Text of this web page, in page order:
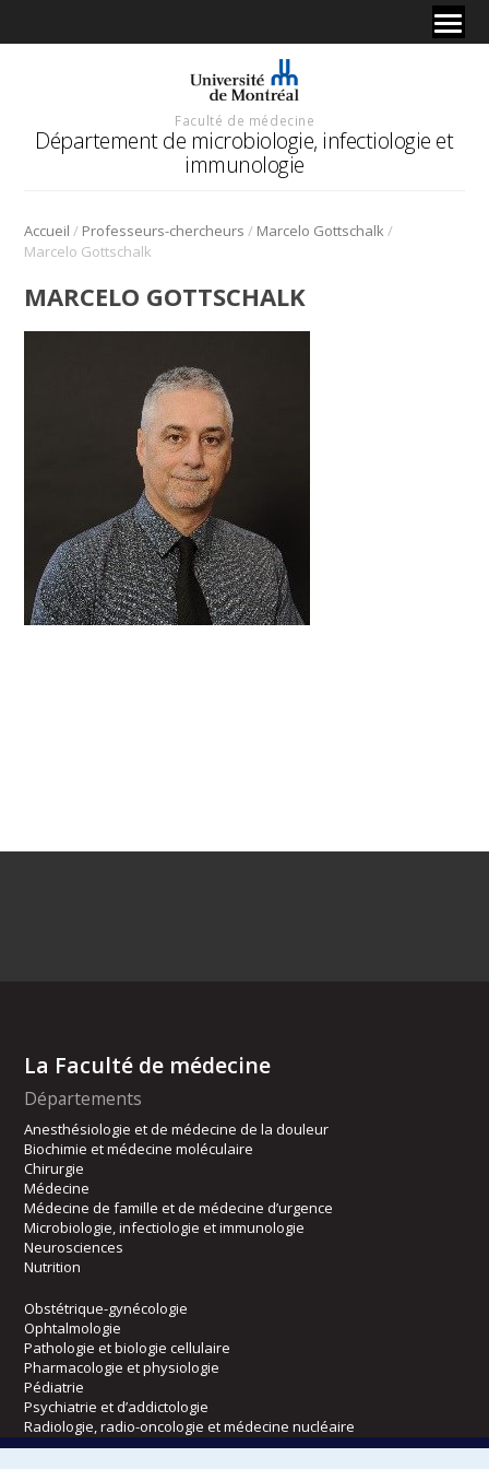
Faculté de médecine
Département de microbiologie, infectiologie et
immunologie
Accueil / Professeurs-chercheurs / Marcelo Gottschalk/
Marcelo Gottschalk
MARCELO GOTTSCHALK
La Faculté de médecine
Départements
Anesthésiologie et de médecine de la douleur
Biochimie et médecine moléculaire
Chirurgie
Médecine
Médecine de famille et de médecine d’urgence
Microbiologie, infectiologie et immunologie
Neurosciences
Nutrition
Obstétrique-gynécologie
Ophtalmologie
Pathologie et biologie cellulaire
Pharmacologie et physiologie
Pédiatrie
Psychiatrie et d’addictologie
Radiologie, radio-oncologie et médecine nucléaire